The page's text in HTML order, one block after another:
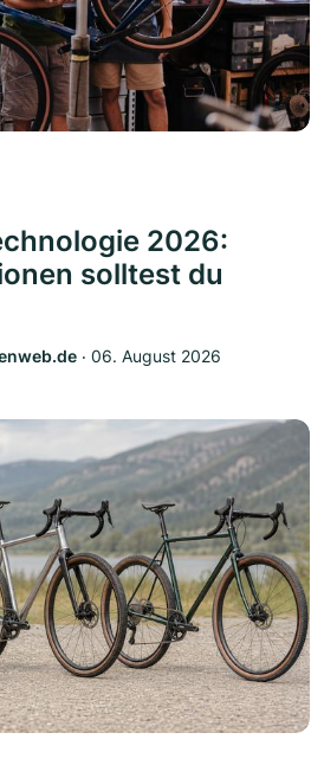
2026:
solltest du
‧ 06. August 2026